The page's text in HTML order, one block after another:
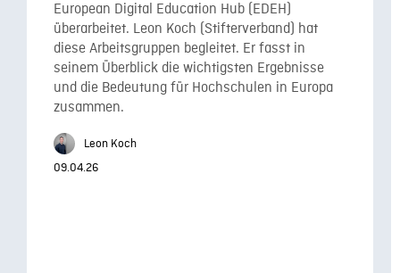
European Digital Education Hub (EDEH)
überarbeitet. Leon Koch (Stifterverband) hat
diese Arbeitsgruppen begleitet. Er fasst in
seinem Überblick die wichtigsten Ergebnisse
und die Bedeutung für Hochschulen in Europa
zusammen.
Leon Koch
09.04.26